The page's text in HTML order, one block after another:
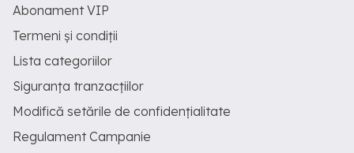
Abonament VIP
Termeni și condiții
Lista categoriilor
Siguranța tranzacțiilor
Modifică setările de confidențialitate
Regulament Campanie